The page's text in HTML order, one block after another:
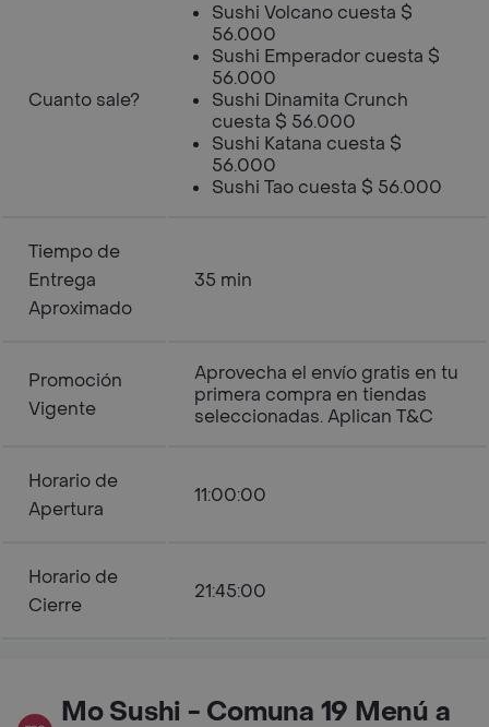
Cuanto sale?
Sushi Volcano cuesta $
56.000
Sushi Emperador cuesta $
56.000
Sushi Dinamita Crunch
cuesta $ 56.000
Sushi Katana cuesta $
56.000
Sushi Tao cuesta $ 56.000
Tiempo de
Entrega
Aproximado
35 min
Promoción
Vigente
Aprovecha el envío gratis en tu
primera compra en tiendas
seleccionadas. Aplican T&C
Horario de
Apertura
11:00:00
Horario de
Cierre
21:45:00
Mo Sushi - Comuna 19 Menú a